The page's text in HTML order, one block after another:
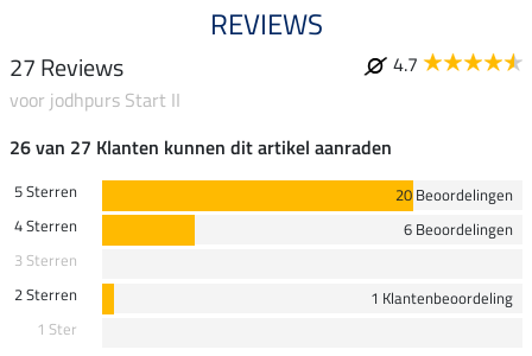
REVIEWS
27 Reviews
4.7
voor jodhpurs Start II
26 van 27 Klanten kunnen dit artikel aanraden
5 Sterren
20 Beoordelingen
4 Sterren
6 Beoordelingen
3 Sterren
2 Sterren
1 Klantenbeoordeling
1 Ster